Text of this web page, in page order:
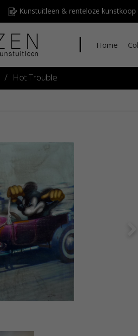
Kunstuitleen & renteloze kunstkoop
Home
/ Hot Trouble